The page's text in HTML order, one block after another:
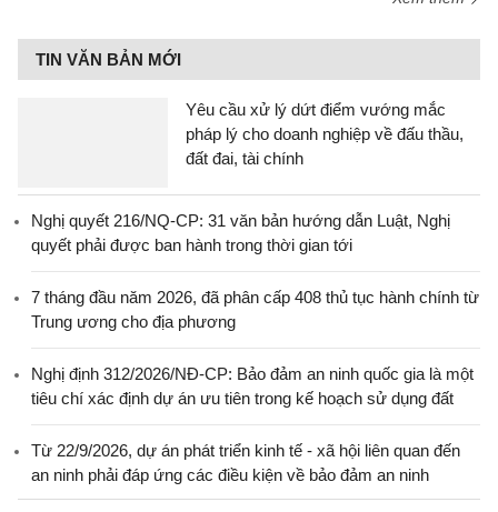
TIN VĂN BẢN MỚI
Yêu cầu xử lý dứt điểm vướng mắc
pháp lý cho doanh nghiệp về đấu thầu,
đất đai, tài chính
Nghị quyết 216/NQ-CP: 31 văn bản hướng dẫn Luật, Nghị
quyết phải được ban hành trong thời gian tới
7 tháng đầu năm 2026, đã phân cấp 408 thủ tục hành chính từ
Trung ương cho địa phương
Nghị định 312/2026/NĐ-CP: Bảo đảm an ninh quốc gia là một
tiêu chí xác định dự án ưu tiên trong kế hoạch sử dụng đất
Từ 22/9/2026, dự án phát triển kinh tế - xã hội liên quan đến
an ninh phải đáp ứng các điều kiện về bảo đảm an ninh